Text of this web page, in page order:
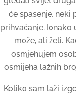
će spasenje, neki
prihvaćanje. Ionako
može, ali želi.
osmjehujem
osmijeha lažnih
Koliko sam laži